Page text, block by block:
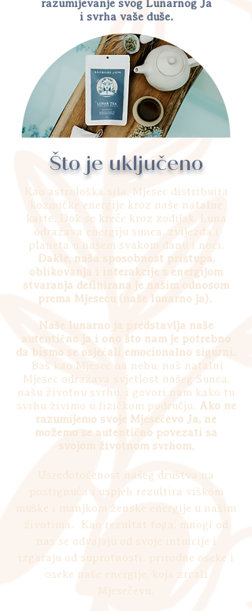
razumijevanje svog Lunarnog Ja
i svrha vaše duše.
Što je uključeno
Kao astrološka sila, Mjesec distribuira
kozmičke energije kroz naše natalne
karte. Dok se kreće kroz zodijak, Luna
odražava energiju sunca, zvijezda i
planeta u našem svakom danu i noći.
Dakle, naša sposobnost pristupa,
oblikovanja i interakcije s energijom
stvaranja definirana je našim odnosom
prema Mjesecu (naše lunarno ja).
Naše lunarno ja predstavlja naše
autentično ja i ono što nam je potrebno
da bismo se osjećali emocionalno sigurni.
Baš kao Mjesec na nebu, naš natalni
Mjesec odražava svjetlost našeg Sunca,
našu životnu svrhu, i govori nam kako tu
svrhu živimo u fizičkom području. Ako ne
razumijemo svoje Mjesečevo Ja, ne
možemo se autentično povezati sa
svojom životnom svrhom.
Usredotočenost našeg društva na
postignuća i uspjeh rezultira viškom
muške i manjkom ženske energije u našim
životima.
Kao rezultat toga, mnogi od
nas se odvajaju od svoje intuicije i
izgaraju od suprotnosti. prirodne oseke i
oseke naše energije, koja zrcali
Mjesečevu.